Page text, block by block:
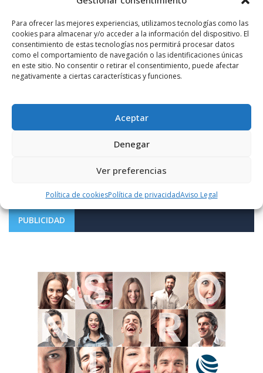
Para ofrecer las mejores experiencias, utilizamos tecnologías como las
cookies para almacenar y/o acceder a la información del dispositivo. El
consentimiento de estas tecnologías nos permitirá procesar datos
como el comportamiento de navegación o las identificaciones únicas
en este sitio. No consentir o retirar el consentimiento, puede afectar
negativamente a ciertas características y funciones.
Aceptar
Denegar
Ver preferencias
Política de cookiesPolítica de privacidadAviso Legal
Notificarme vía correo electrónico cuando el comentario sea
aprobado.
cómo se procesan los datos de tus comentarios.
PUBLICIDAD